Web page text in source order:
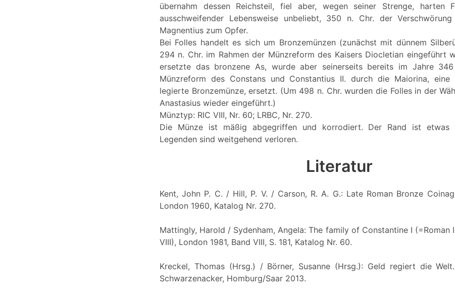
übernahm dessen Reichsteil, fiel aber, wegen seiner Strenge, harten
ausschweifender Lebensweise unbeliebt, 350 n. Chr. der
Magnentius zum Opfer.
Bei Folles handelt es sich um Bronzemünzen (zunächst mit dünnem
294 n. Chr. im Rahmen der Münzreform des Kaisers Diocletian eingeführt
ersetzte das bronzene As, wurde aber seinerseits bereits im Jahre
Münzreform des Constans und Constantius II. durch die Maiorina,
legierte Bronzemünze, ersetzt. (Um 498 n. Chr. wurden die Folles in der
Anastasius wieder eingeführt.)
Münztyp: RIC VIII, Nr. 60; LRBC, Nr. 270.
Die Münze ist mäßig abgegriffen und korrodiert. Der Rand ist etwas
Legenden sind weitgehend verloren.
Literatur
Kent, John P. C. / Hill, P. V. / Carson, R. A. G.: Late Roman Bronze
London 1960, Katalog Nr. 270.
Mattingly, Harold / Sydenham, Angela: The family of Constantine I (=Roman
VIII), London 1981, Band VIII, S. 181, Katalog Nr. 60.
Kreckel, Thomas (Hrsg.) / Börner, Susanne (Hrsg.): Geld regiert die
Schwarzenacker, Homburg/Saar 2013.